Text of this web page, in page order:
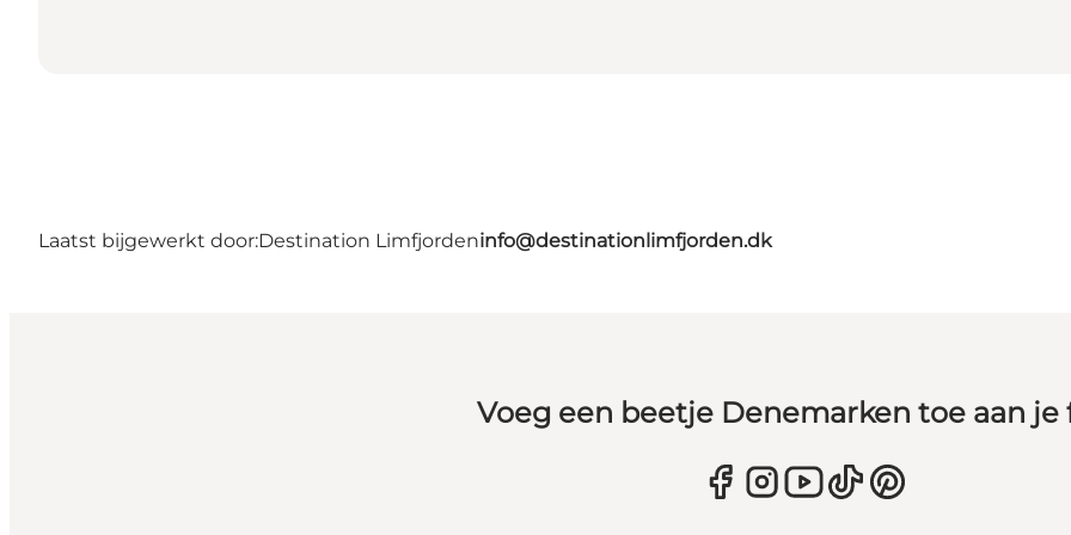
Laatst bijgewerkt door:Destination Limfjordeninfo@destinationlimfjorden.dk
Voeg een beetje Denemarken toe aan je